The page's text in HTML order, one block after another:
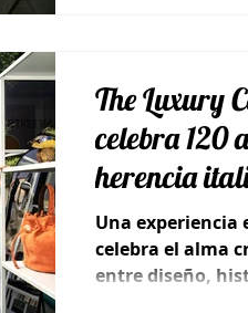
The Luxury
celebra 120
herencia
de la
Margherita
Missoni
Una experiencia
celebra el alma
entre diseño,